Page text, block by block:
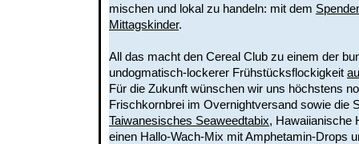
mischen und lokal zu handeln: mit dem
Mittagskinder.
All das macht den Cereal Club zu einem der
undogmatisch-lockerer Frühstücksflockigkeit
Für die Zukunft wünschen wir uns höchstens
Frischkornbrei im Overnightversand sowie die
Taiwanesisches Seaweedtabix, Hawaiianische
einen Hallo-Wach-Mix mit Amphetamin-Drops